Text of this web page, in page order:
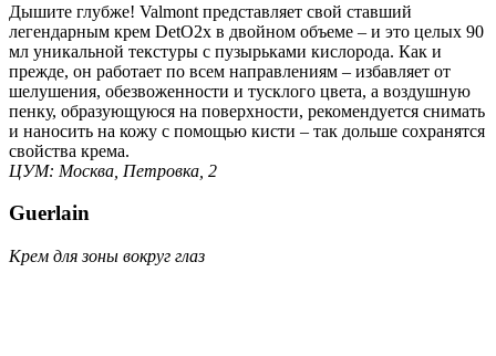
Дышите глубже! Valmont представляет свой ставший
легендарным крем DetO2x в двойном объеме – и это целых 90
мл уникальной текстуры с пузырьками кислорода. Как и
прежде, он работает по всем направлениям – избавляет от
шелушения, обезвоженности и тусклого цвета, а воздушную
пенку, образующуюся на поверхности, рекомендуется снимать
и наносить на кожу с помощью кисти – так дольше сохранятся
свойства крема.
ЦУМ: Москва, Петровка, 2
Guerlain
Крем для зоны вокруг глаз